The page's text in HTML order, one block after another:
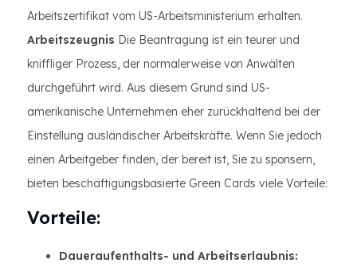
Arbeitszertifikat vom US-Arbeitsministerium erhalten.
Arbeitszeugnis Die Beantragung ist ein teurer und
kniffliger Prozess, der normalerweise von Anwälten
durchgeführt wird. Aus diesem Grund sind US-
amerikanische Unternehmen eher zurückhaltend bei der
Einstellung ausländischer Arbeitskräfte. Wenn Sie jedoch
einen Arbeitgeber finden, der bereit ist, Sie zu sponsern,
bieten beschäftigungsbasierte Green Cards viele Vorteile:
Vorteile:
Daueraufenthalts- und Arbeitserlaubnis: